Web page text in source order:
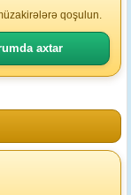
qoşulun.
axtar